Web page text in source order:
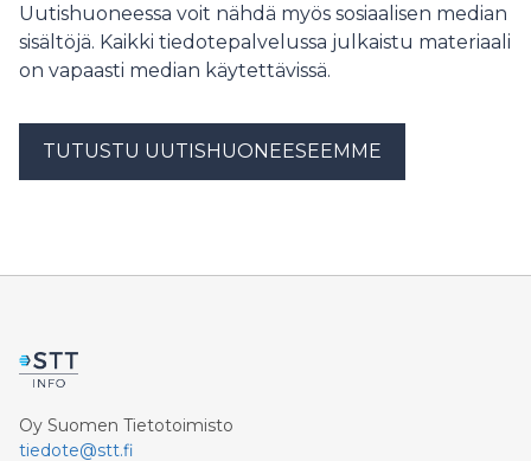
korkeampi.
Uutishuoneessa voit nähdä myös sosiaalisen median
sisältöjä. Kaikki tiedotepalvelussa julkaistu materiaali
on vapaasti median käytettävissä.
TUTUSTU UUTISHUONEESEEMME
Oy Suomen Tietotoimisto
tiedote@stt.fi